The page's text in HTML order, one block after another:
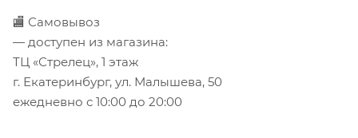
🏬 Самовывоз
— доступен из магазина:
ТЦ «Стрелец», 1 этаж
г. Екатеринбург, ул. Малышева, 50
ежедневно с 10:00 до 20:00